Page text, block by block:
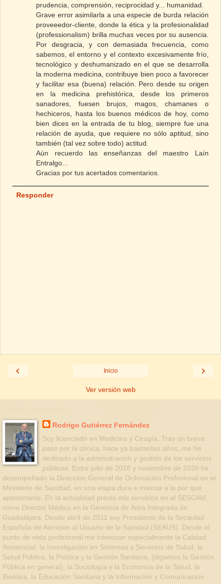
prudencia, comprensión, reciprocidad y... humanidad.
Grave error asimilarla a una especie de burda relación
proveeedor-cliente, donde la ética y la profesionalidad
(professionalism) brilla muchas veces por su ausencia.
Por desgracia, y con demasiada frecuencia, como
sabemos, el entorno y el contexto excesivamente frío,
tecnológico y deshumanizado en el que se desarrolla
la moderna medicina, contribuye bien poco a favorecer
y facilitar esa (buena) relación. Pero desde su origen
en la medicina prehistórica, desde los primeros
sanadores, fuesen brujos, magos, chamanes o
hechiceros, hasta los buenos médicos de hoy, como
bien dices en la entrada de tu blog, siempre fue una
relación de ayuda, que requiere no sólo aptitud, sino
también (tal vez sobre todo) actitud.
Aún recuerdo las enseñanzas del maestro Laín
Entralgo...
Gracias por tus acertados comentarios.
Responder
‹ ›
Inicio
Ver versión web
Rodrigo Gutiérrez Fernández
Soy licenciado en Medicina y Cirugía. Tras un breve
paso por la clínica, hace ya bastantes años, me he
dedicado a la administración y gestión de los servicios
públicos. Entre julio de 2018 y noviembre de 2020 he
desempeñado la Dirección General de Ordenación Profesional en el
Ministerio de Sanidad, en una etapa dura e intensa a la par que
apasionante. En la actualidad presto mis servicios en el SESCAM,
como Director Médico en la Gerencia de Área Integrada de
Guadalajara. Desde abril de 2011 soy Presidente de la Sociedad
Española de Atención al Usuario de la Sanidad (SEAUS). Desde el
punto de vista profesional me interesan especialmente la Calidad
Asistencial, la Investigación en Sistemas y Servicios de Salud, la
Salud Pública, la Política y la Gestión Sanitaria, (digamos la Gestión
Pública en general), la Sociología y la Economía de la Salud, la
Bioética, la Educación Sanitaria y la Información y Comunicación